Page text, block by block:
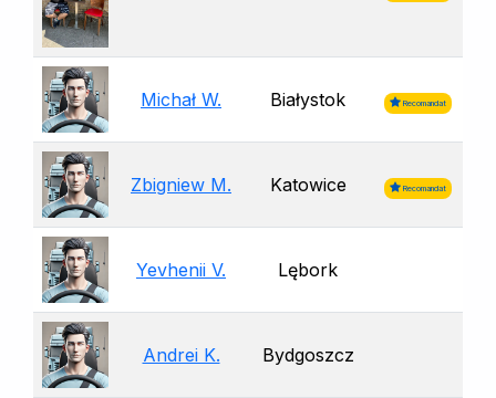
Michał W. Białystok Recomandat
Zbigniew M. Katowice Recomandat
Yevhenii V. Lębork
Andrei K. Bydgoszcz